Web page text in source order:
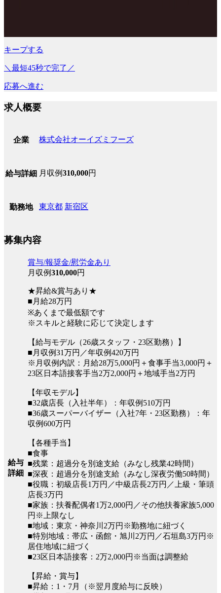
キープする
＼最短45秒で完了／
応募へ進む
求人概要
企業 株式会社オーイズミフーズ
給与詳細 月収例310,000円
勤務地 東京都 新宿区
募集内容
給与
詳細
賞与/報奨金/慰労金あり
月収例310,000円
★昇給&賞与あり★
■月給28万円
※あくまで最低額です
※スキルと経験に応じて決定します
【給与モデル（26歳スタッフ・23区勤務）】
■月収例31万円／年収例420万円
※月収例内訳：月給28万5,000円＋食事手当3,000円＋
23区日本語接客手当2万2,000円＋地域手当2万円
【年収モデル】
■32歳店長（入社半年）：年収例510万円
■36歳スーパーバイザー（入社7年・23区勤務）：年
収例600万円
【各種手当】
■食事
■残業：超過分を別途支給（みなし残業42時間）
■深夜：超過分を別途支給（みなし深夜労働50時間）
■役職：初級店長1万円／中級店長2万円／上級・筆頭
店長3万円
■家族：扶養配偶者1万2,000円／その他扶養家族5,000
円※上限なし
■地域：東京・神奈川2万円※勤務地に紐づく
■特別地域：帯広・函館・旭川2万円／石垣島3万円※
居住地域に紐づく
■23区日本語接客：2万2,000円※当面は調整給
【昇給・賞与】
■昇給：1・7月（※翌月度給与に反映）